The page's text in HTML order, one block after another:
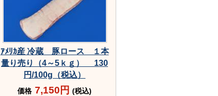
ｱﾒﾘｶ産 冷蔵 豚ロース １本
量り売り（4～5ｋｇ） 130
円/100g（税込）
価格 7,150円 (税込)